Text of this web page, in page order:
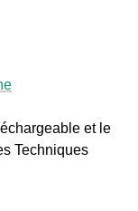
et le
Techniques